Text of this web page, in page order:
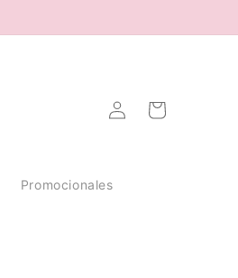
Promocionales
Iniciar
sesión
Carrito